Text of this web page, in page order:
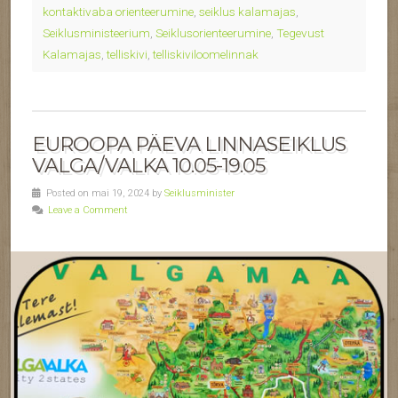
kontaktivaba orienteerumine seiklus kalamajas
Seiklusministeerium Seiklusorienteerumine Tegevust
Kalamajas ,telliskivi ,telliskiviloomelinnak
EUROOPA PÄEVA LINNASEIKLUS
VALGA/VALKA 10.05-19.05
Posted on mai 19, 2024 by Seiklusminister
Leave a Comment